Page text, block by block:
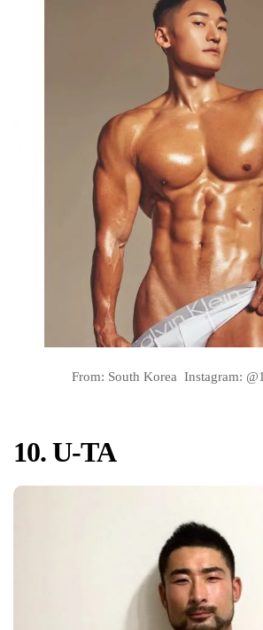
From: South Korea Instagram:
10. U-TA